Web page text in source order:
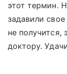
этот термин.
задавили
не получится,
доктору.